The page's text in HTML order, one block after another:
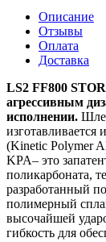
Описание
Отзывы
Оплата
Доставка
LS2 FF800
агрессивным
исполнении.
изготавливается
(Kinetic Polymer
KPA– это
поликарбоната,
разработанный
полимерный
высочайшей
гибкость для